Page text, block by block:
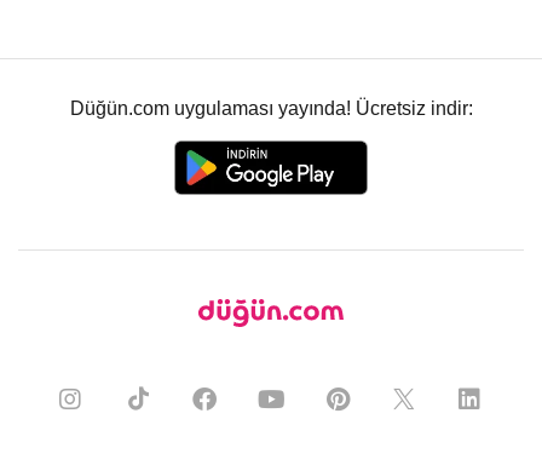
Düğün.com uygulaması yayında! Ücretsiz indir: